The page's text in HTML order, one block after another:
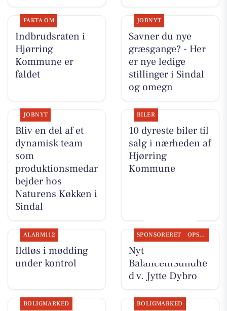
FAKTA OM
Indbrudsraten i
Hjørring
Kommune er
faldet
JOBNYT
Savner du nye
græsgange? - Her
er nye ledige
stillinger i Sindal
og omegn
JOBNYT
Bliv en del af et
dynamisk team
som
produktionsmedar
bejder hos
Naturens Køkken i
Sindal
BILER
10 dyreste biler til
salg i nærheden af
Hjørring
Kommune
ALARM112
Ildløs i mødding
under kontrol
SPONSORERET OPSLAGSTAVLEN
Nyt fra
BalancetilSundhe
d v. Jytte Dybro
BOLIGMARKED BOLIGMARKED